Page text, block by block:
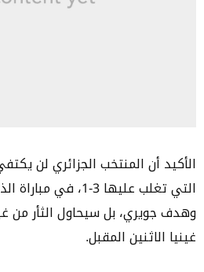
الأكيد أن المنتخب الجزائري لن
التي تغلب عليها 3-
وهدف جويري، بل سيحاول الثأر من
غينيا الاثنين المقبل.